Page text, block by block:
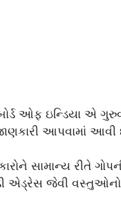
ઓફ ઇન્ડિયા એ
આપવામાં આવી
સામાન્ય રીતે
જેવી વસ્તુઓનો